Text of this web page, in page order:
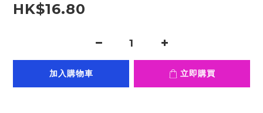
HK$16.80
加入購物車 立即購買